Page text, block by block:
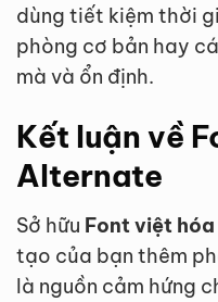
dùng tiết kiệm thời
phòng cơ bản hay
mà và ổn định.
Kết luận về
Alternate
Sở hữu Font việt
tạo của bạn thêm
là nguồn cảm hứng